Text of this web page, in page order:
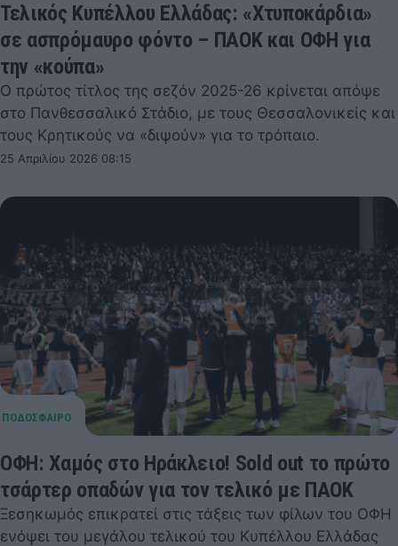
Τελικός Κυπέλλου Ελλάδας: «Χτυποκάρδια»
σε ασπρόμαυρο φόντο – ΠΑΟΚ και ΟΦΗ για
την «κούπα»
Ο πρώτος τίτλος της σεζόν 2025-26 κρίνεται απόψε
στο Πανθεσσαλικό Στάδιο, με τους Θεσσαλονικείς και
τους Κρητικούς να «διψούν» για το τρόπαιο.
25 Απριλίου 2026 08:15
ΟΦΗ: Χαμός στο Ηράκλειο! Sold out το πρώτο
τσάρτερ οπαδών για τον τελικό με ΠΑΟΚ
Ξεσηκωμός επικρατεί στις τάξεις των φίλων του ΟΦΗ
ενόψει του μεγάλου τελικού του Κυπέλλου Ελλάδας